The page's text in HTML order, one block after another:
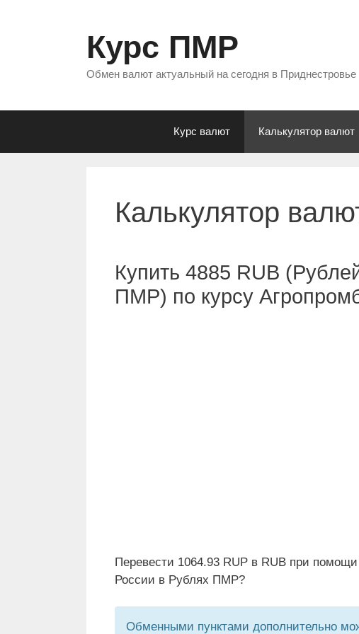
Курс ПМР
Обмен валют актуальный на сегодня в Приднестровье
Курс валют Калькулятор валют
Калькулятор
Купить 4885 RUB
ПМР) по курсу
Перевести 1064.93 RUP в RUB при
России в Рублях ПМР?
Обменными пунктами дополнительно